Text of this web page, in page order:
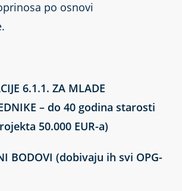
po osnovi
6.1.1. ZA MLADE
– do 40 godina starosti
50.000 EUR-a)
BODOVI (dobivaju ih svi OPG-